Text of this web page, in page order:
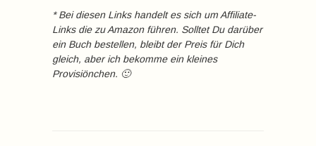
* Bei diesen Links handelt es sich um Affiliate-
Links die zu Amazon führen. Solltet Du darüber
ein Buch bestellen, bleibt der Preis für Dich
gleich, aber ich bekomme ein kleines
Provisiönchen. 🙂